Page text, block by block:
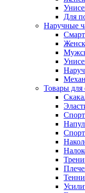
Для
Наручные
Товары для